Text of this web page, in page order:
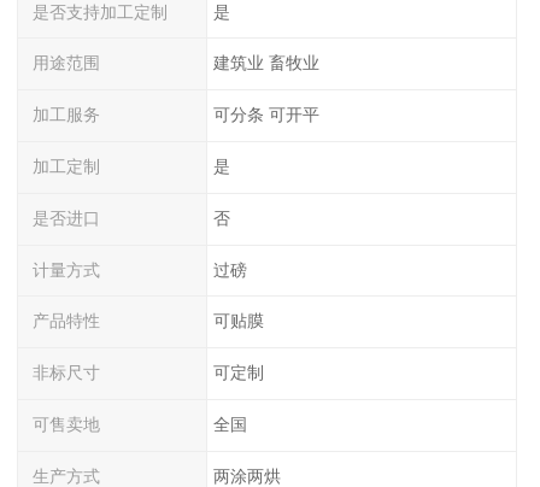
是否支持加工定制 是
用途范围 建筑业 畜牧业
加工服务 可分条 可开平
加工定制 是
是否进口 否
计量方式 过磅
产品特性 可贴膜
非标尺寸 可定制
可售卖地 全国
生产方式 两涂两烘